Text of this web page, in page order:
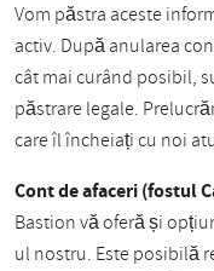
Vom păstra aceste
activ. După anularea
cât mai curând posibil,
păstrare legale.
care îl încheiați cu noi
Cont de afaceri (fostul
Bastion vă oferă și
ul nostru. Este posibilă